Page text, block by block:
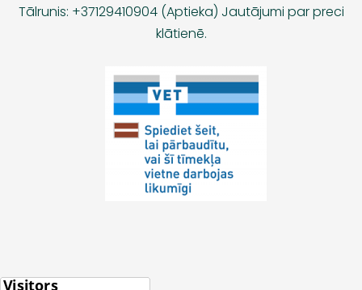
Tālrunis: +37129410904 (Aptieka) Jautājumi par preci
klātienē.